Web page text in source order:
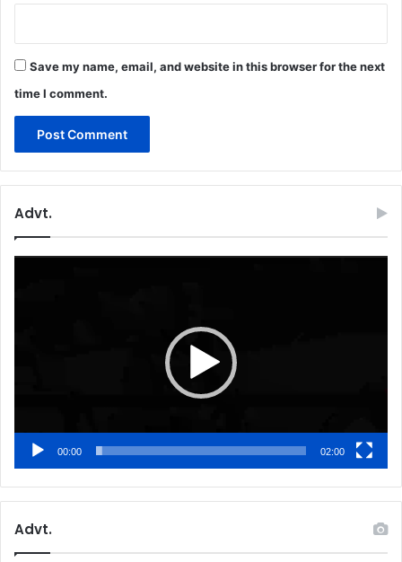
Save my name, email, and website in this browser for the next
time I comment.
Advt.
00:00 02:00
Advt.